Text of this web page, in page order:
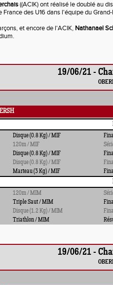
((ACIK) ont réalisé le doublé au
des U16 dans l'équipe du
et encore de l'ACIK, Nathanael
19/06/21 -
Disque (0.8 Kg) / MIF
120m / MIF
Disque (0.8 Kg) / MIF
Disque (0.8 Kg) / MIF
Marteau (3 Kg) / MIF
120m / MIM
Triple Saut / MIM
Disque (1.2 Kg) / MIM
Triathlon / MIM
19/06/21 -